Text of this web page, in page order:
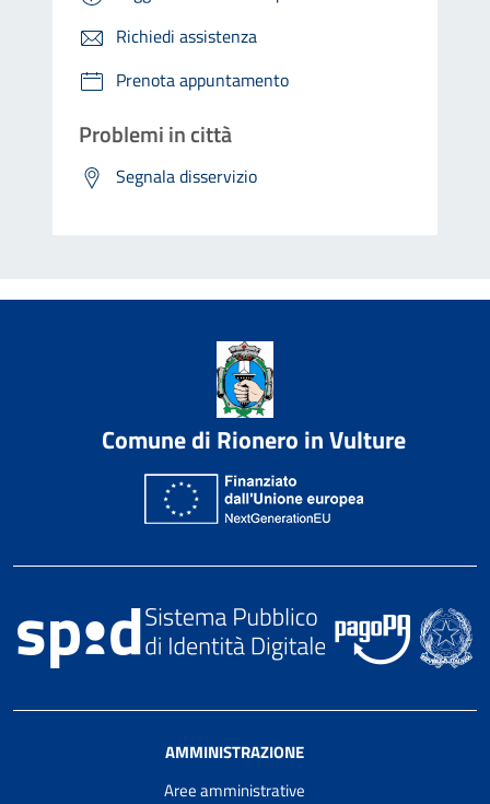
Richiedi assistenza
Prenota appuntamento
Problemi in città
Segnala disservizio
Comune di Rionero in Vulture
AMMINISTRAZIONE
Aree amministrative